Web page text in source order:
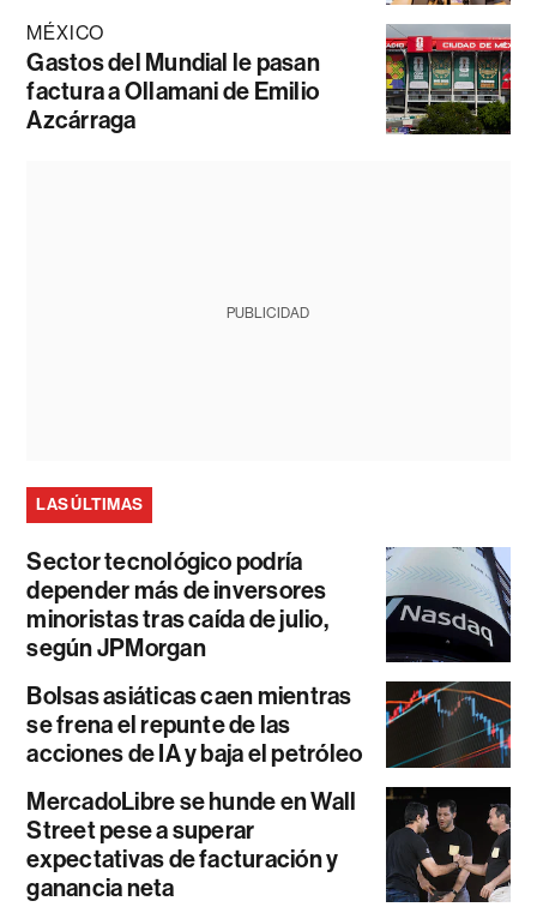
MÉXICO
Gastos del Mundial le pasan
factura a Ollamani de Emilio
Azcárraga
PUBLICIDAD
LAS ÚLTIMAS
Sector tecnológico podría
depender más de inversores
minoristas tras caída de julio,
según JPMorgan
Bolsas asiáticas caen mientras
se frena el repunte de las
acciones de IA y baja el petróleo
MercadoLibre se hunde en Wall
Street pese a superar
expectativas de facturación y
ganancia neta